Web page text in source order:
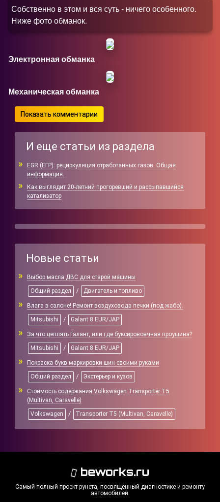
Собственно в этом и вся суть - ничего особенного.
Ниже фото обманок.
Электронная обманка
Механическая обманка
Показать комментарии
И еще статьи из раздела
EGR (ЕГР): рециркуляция отработанных газов. Общая
информация.
Как выглядит 20-летний прогоревший и рассыпавшийся
катализатор
Новые статьи
Выбор масла ДВС для старой машины
Общий раздел
/ Двигатель и топливо
Влага в салоне! Ремонт воздуховода печки (под жабо).
Mitsubishi
/ Galant 8 EUR/JAP
За что цеплять Галант, или где буксирововчная проушина?
Mitsubishi
/ Galant 8 EUR/JAP
Покраска букв маркировки шин своими руками
Общий раздел
/ Экстерьер и кузов
Стоимость содержания Volkswagen Transporter T5
(Multivan, Caravelle)
Volkswagen
/ Transporter T5 (Multivan, Caravelle)
beworks.ru
Самый полный проект рунета, посвященный диагностике и ремонту
автомобилей.